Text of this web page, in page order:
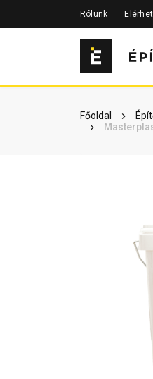
Rólunk
Főoldal